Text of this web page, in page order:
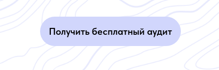
Получить бесплатный аудит